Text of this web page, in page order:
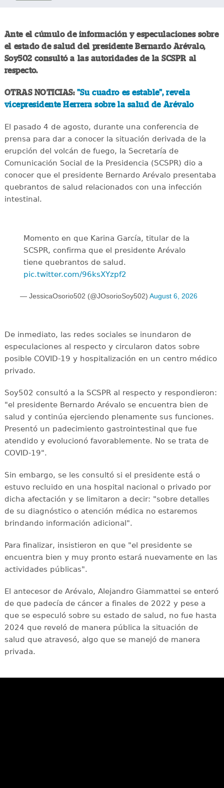
Ante el cúmulo de información y especulaciones sobre
el estado de salud del presidente Bernardo Arévalo,
Soy502 consultó a las autoridades de la SCSPR al
respecto.
OTRAS NOTICIAS: "Su cuadro es estable", revela
vicepresidente Herrera sobre la salud de Arévalo
El pasado 4 de agosto, durante una conferencia de
prensa para dar a conocer la situación derivada de la
erupción del volcán de fuego, la Secretaría de
Comunicación Social de la Presidencia (SCSPR) dio a
conocer que el presidente Bernardo Arévalo presentaba
quebrantos de salud relacionados con una infección
intestinal.
Momento en que Karina García, titular de la
SCSPR, confirma que el presidente Arévalo
tiene quebrantos de salud.
pic.twitter.com/96ksXYzpf2
— JessicaOsorio502 (@JOsorioSoy502) August 6, 2026
De inmediato, las redes sociales se inundaron de
especulaciones al respecto y circularon datos sobre
posible COVID-19 y hospitalización en un centro médico
privado.
Soy502 consultó a la SCSPR al respecto y respondieron:
"el presidente Bernardo Arévalo se encuentra bien de
salud y continúa ejerciendo plenamente sus funciones.
Presentó un padecimiento gastrointestinal que fue
atendido y evolucionó favorablemente. No se trata de
COVID-19".
Sin embargo, se les consultó si el presidente está o
estuvo recluido en una hospital nacional o privado por
dicha afectación y se limitaron a decir: "sobre detalles
de su diagnóstico o atención médica no estaremos
brindando información adicional".
Para finalizar, insistieron en que "el presidente se
encuentra bien y muy pronto estará nuevamente en las
actividades públicas".
El antecesor de Arévalo, Alejandro Giammattei se enteró
de que padecía de cáncer a finales de 2022 y pese a
que se especuló sobre su estado de salud, no fue hasta
2024 que reveló de manera pública la situación de
salud que atravesó, algo que se manejó de manera
privada.